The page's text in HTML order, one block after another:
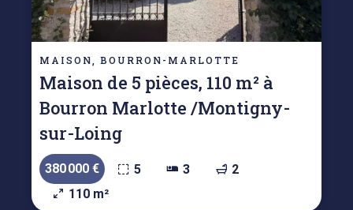
MAISON, BOURRON-MARLOTTE
Maison de 5 pièces, 110 m² à
Bourron Marlotte /Montigny-
sur-Loing
380 000 € 5 3
2
110 m²